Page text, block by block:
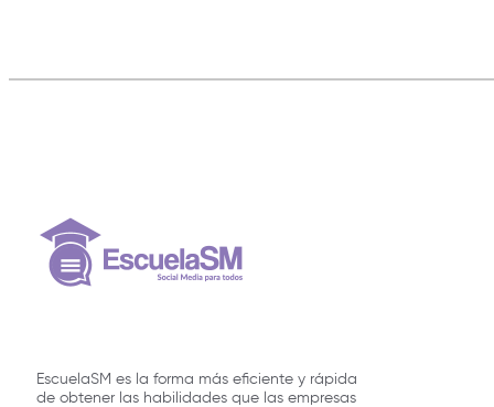
EscuelaSM es la forma más eficiente y rápida
de obtener las habilidades que las empresas